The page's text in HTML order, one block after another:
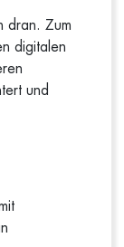
dran. Zum
digitalen
und